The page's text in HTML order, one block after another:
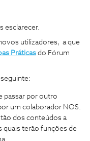
esclarecer.
utilizadores, a que
Práticas do Fórum
passar por outro
um colaborador NOS.
dos conteúdos a
quais terão funções de